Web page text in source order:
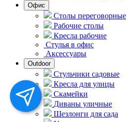
Офис
Столы переговорные
Рабочие столы
Кресла рабочие
Стулья в офис
Аксессуары
Outdoor
Стульчики садовые
Кресла для улицы
Скамейки
Диваны уличные
Шезлонги для сада